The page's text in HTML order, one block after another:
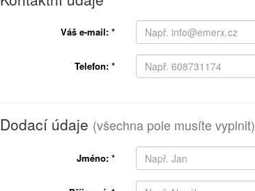
Váš e-mail: *
Telefon: *
Dodací údaje (všechna pole musíte vyplnit)
Jméno: *